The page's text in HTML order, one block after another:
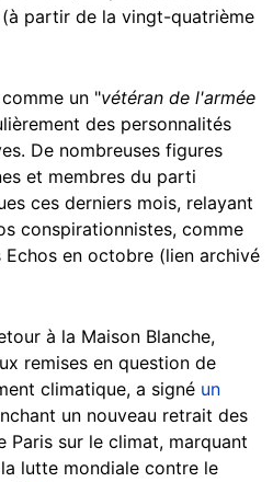
partir de la vingt-quatrième
un "vétéran de l'armée
des personnalités
De nombreuses figures
et membres du parti
ces derniers mois, relayant
conspirationnistes, comme
Echos en octobre (lien archivé
à la Maison Blanche,
remises en question de
climatique, a signé un
un nouveau retrait des
Paris sur le climat, marquant
lutte mondiale contre le